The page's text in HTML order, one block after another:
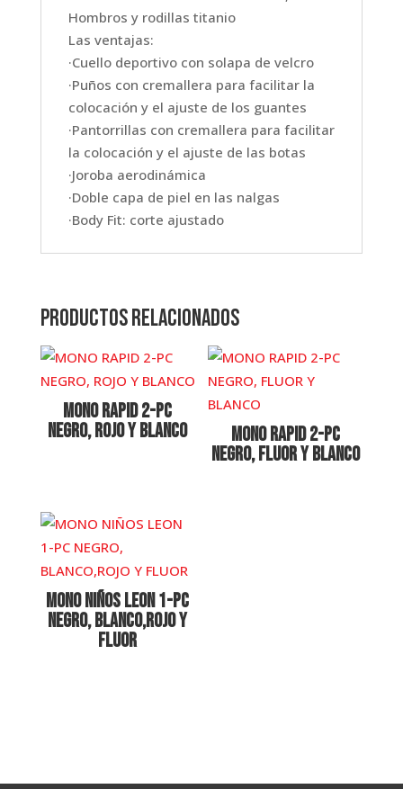
Hombros y rodillas titanio
Las ventajas:
·Cuello deportivo con solapa de velcro
·Puños con cremallera para facilitar la
colocación y el ajuste de los guantes
·Pantorrillas con cremallera para facilitar
la colocación y el ajuste de las botas
·Joroba aerodinámica
·Doble capa de piel en las nalgas
·Body Fit: corte ajustado
Productos relacionados
MONO RAPID 2-PC
NEGRO, ROJO Y BLANCO
MONO RAPID 2-PC
NEGRO, FLUOR Y BLANCO
MONO NIÑOS LEON 1-PC
NEGRO, BLANCO,ROJO Y
FLUOR